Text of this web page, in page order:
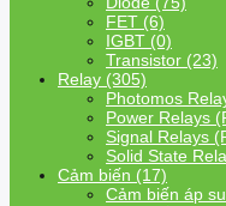
FET (6)
IGBT (0)
Transistor (23)
Relay (305)
Photomos
Power Relays
Signal Relays
Solid State
Cảm biến (17)
Cảm biến áp